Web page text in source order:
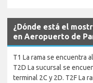
¿Dónde está el
en Aeropuerto de
T1 La rama se encuentra
T2D La sucursal se
terminal 2C y 2D. T2F La